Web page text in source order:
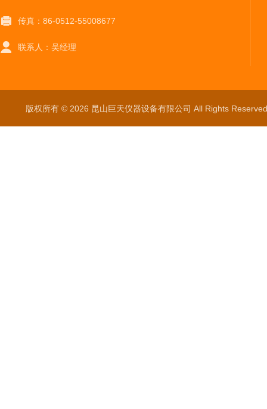
传真：86-0512-55008677
联系人：吴经理
版权所有 © 2026 昆山巨天仪器设备有限公司 All Rights